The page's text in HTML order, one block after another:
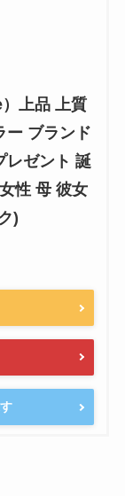
上品 上質
ー ブランド
レゼント 誕
性 母 彼女
)